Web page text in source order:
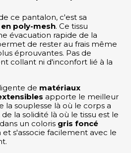
ce pantalon, c'est sa
poly-mesh. Ce tissu
évacuation rapide de la
de rester au frais même
éprouvantes. Pas de
collant ni d'inconfort lié à la
de matériaux
apporte le meilleur
la souplesse là où le corps a
la solidité là où le tissu est le
un coloris gris foncé
s'associe facilement avec le